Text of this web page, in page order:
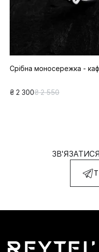
Срібна моносережка - каф
₴ 2 300₴ 2 550